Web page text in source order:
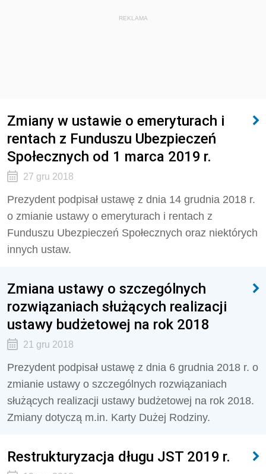
REKLAMA
Zmiany w ustawie o emeryturach i
rentach z Funduszu Ubezpieczeń
Społecznych od 1 marca 2019 r.
27 gru 2018
Prezydent podpisał ustawę z dnia 14 grudnia 2018 r.
o zmianie ustawy o emeryturach i rentach z
Funduszu Ubezpieczeń Społecznych oraz niektórych
innych ustaw.
Zmiana ustawy o szczególnych
rozwiązaniach służących realizacji
ustawy budżetowej na rok 2018
21 gru 2018
Prezydent podpisał ustawę z dnia 6 grudnia 2018 r. o
zmianie ustawy o szczególnych rozwiązaniach
służących realizacji ustawy budżetowej na rok 2018.
Zmiany dotyczą m.in. Karty Dużej Rodziny.
Restrukturyzacja długu JST 2019 r.